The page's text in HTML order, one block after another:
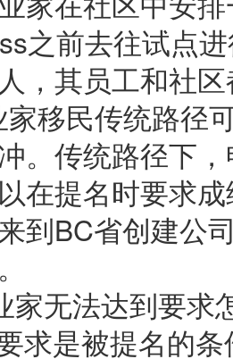
之前去往试点
，其员工和社
家移民传统路径
。传统路径下
在提名时要求
到BC省创建公
家无法达到要求
求是被提名的